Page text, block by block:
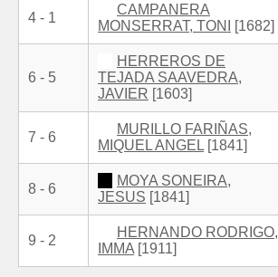
4 - 1
CAMPANERA
MONSERRAT, TONI
[1682]
6 - 5
HERREROS DE
TEJADA SAAVEDRA,
JAVIER [1603]
7 - 6
MURILLO FARIÑAS,
MIQUEL ANGEL [1841]
8 - 6
MOYA SONEIRA,
JESUS [1841]
9 - 2
HERNANDO RODRIGO,
IMMA [1911]